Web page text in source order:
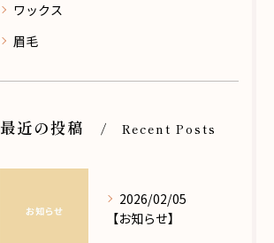
ワックス
眉毛
最近の投稿 Recent Posts
2026/02/05
【お知らせ】